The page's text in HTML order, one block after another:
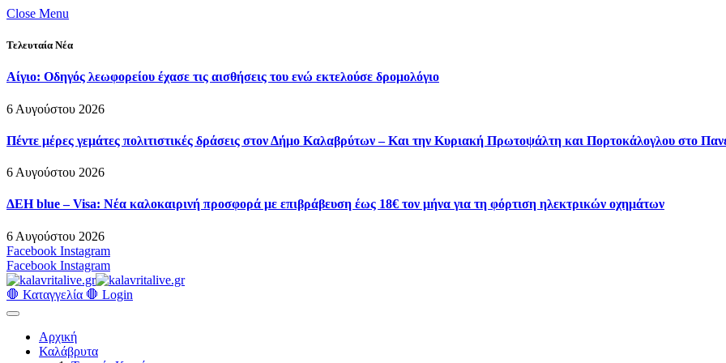
Close Menu
Τελευταία Νέα
Αίγιο: Οδηγός λεωφορείου έχασε τις αισθήσεις του ενώ εκτελούσε δρομολόγιο
6 Αυγούστου 2026
Πέντε μέρες γεμάτες πολιτιστικές δράσεις στον Δήμο Καλαβρύτων – Και την Κυριακή Πρωτοψάλτη και Πορτοκάλογλου στο
6 Αυγούστου 2026
ΔΕΗ blue – Visa: Νέα καλοκαιρινή προσφορά με επιβράβευση έως 18€ τον μήνα για τη φόρτιση ηλεκτρικών οχημάτων
6 Αυγούστου 2026
Facebook Instagram
Facebook Instagram
🛑 Καταγγελία 🛑 Login
Αρχική
Καλάβρυτα